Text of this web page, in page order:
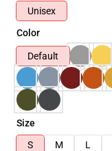
Unisex
Color
Default
Size
S
M L